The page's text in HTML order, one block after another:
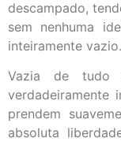
descampado,
sem nenhuma
inteiramente vazio.
Vazia de
verdadeiramente
prendem
absoluta